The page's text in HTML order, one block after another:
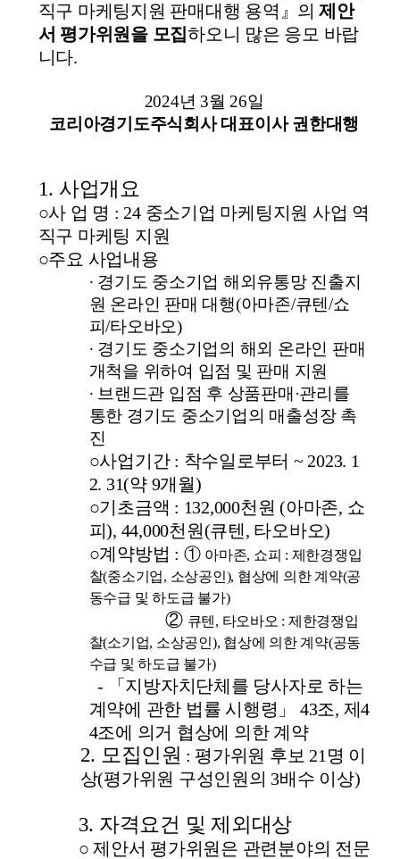
직구 마케팅지원 판매대행 용역 』 의 제안
서 평가위원을 모집하오니 많은 응모 바랍
니다.
2024년 3월 26일
코리아경기도주식회사 대표이사 권한대행
1. 사업개요
○사 업 명 : 24 중소기업 마케팅지원 사업 역
직구 마케팅 지원
○주요 사업내용
∙ 경기도 중소기업 해외유통망 진출지
원 온라인 판매 대행(아마존/큐텐 /쇼
피/타오바오)
∙ 경기도 중소기업의 해외 온라인 판매
개척을 위하여 입점 및 판매 지원
∙ 브랜드관 입점 후 상품판매 ·관리를
통한 경기도 중소기업의 매출성장 촉
진
○사업기간 : 착수일로부터 ~ 2023. 1
2. 31(약 9개월)
○기초금액 : 132,000천원 (아마존, 쇼
피), 44,000천원(큐텐 , 타오바오)
○계약방법 : ① 아마존, 쇼피 : 제한경쟁입
찰(중소기업, 소상공인), 협상에 의한 계약(공
동수급 및 하도급 불가)
② 큐텐 , 타오바오 : 제한경쟁입
찰(소기업, 소상공인), 협상에 의한 계약(공동
수급 및 하도급 불가)
- 「 지방자치단체를 당사자로 하는
계약에 관한 법률 시행령 」 43조, 제4
4조에 의거 협상에 의한 계약
2. 모집인원 : 평가위원 후보 21 명 이
상(평가위원 구성인원의 3배수 이상)
3. 자격요건 및 제외대상
○ 제안서 평가위원은 관련분야의 전문